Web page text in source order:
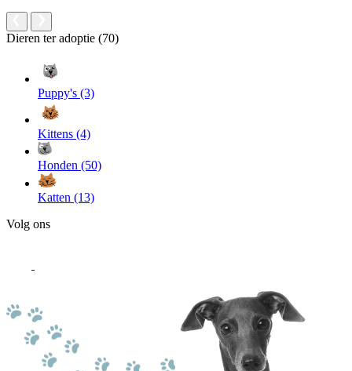
Dieren ter adoptie (70)
Puppy's (3)
Kittens (4)
Honden (50)
Katten (13)
Volg ons